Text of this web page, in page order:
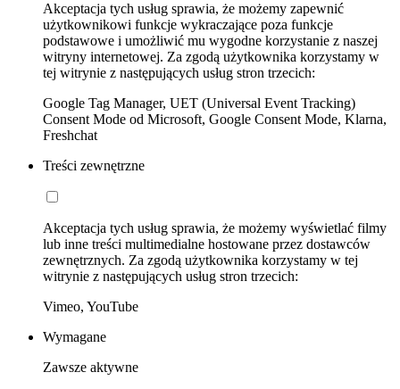
Akceptacja tych usług sprawia, że możemy zapewnić
użytkownikowi funkcje wykraczające poza funkcje
podstawowe i umożliwić mu wygodne korzystanie z naszej
witryny internetowej. Za zgodą użytkownika korzystamy w
tej witrynie z następujących usług stron trzecich:
Google Tag Manager, UET (Universal Event Tracking)
Consent Mode od Microsoft, Google Consent Mode, Klarna,
Freshchat
Treści zewnętrzne
Akceptacja tych usług sprawia, że możemy wyświetlać filmy
lub inne treści multimedialne hostowane przez dostawców
zewnętrznych. Za zgodą użytkownika korzystamy w tej
witrynie z następujących usług stron trzecich:
Vimeo, YouTube
Wymagane
Zawsze aktywne